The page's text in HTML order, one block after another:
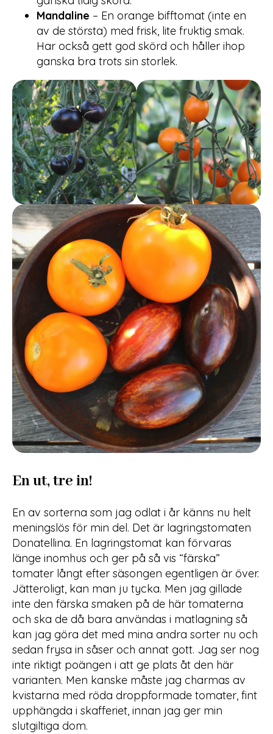
Mandaline – En orange bifftomat (inte en
av de största) med frisk, lite fruktig smak.
Har också gett god skörd och håller ihop
ganska bra trots sin storlek.
En ut, tre in!
En av sorterna som jag odlat i år känns nu helt
meningslös för min del. Det är lagringstomaten
Donatellina. En lagringstomat kan förvaras
länge inomhus och ger på så vis “färska”
tomater långt efter säsongen egentligen är över.
Jätteroligt, kan man ju tycka. Men jag gillade
inte den färska smaken på de här tomaterna
och ska de då bara användas i matlagning så
kan jag göra det med mina andra sorter nu och
sedan frysa in såser och annat gott. Jag ser nog
inte riktigt poängen i att ge plats åt den här
varianten. Men kanske måste jag charmas av
kvistarna med röda droppformade tomater, fint
upphängda i skafferiet, innan jag ger min
slutgiltiga dom.